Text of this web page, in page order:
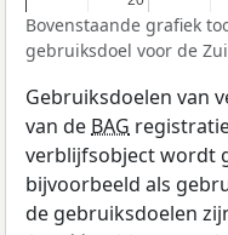
Bovenstaande grafiek
gebruiksdoel voor de
Gebruiksdoelen van
van deBAG
verblijfsobject wordt
bijvoorbeeld als
de gebruiksdoelen